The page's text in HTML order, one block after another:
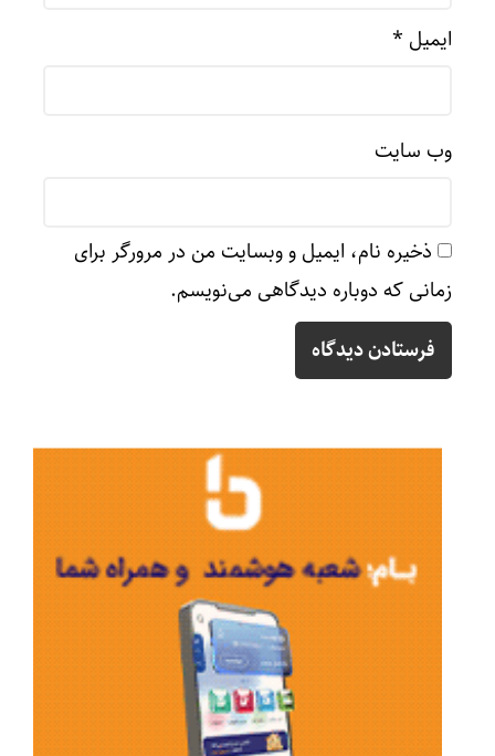
ایمیل *
وب‌ سایت
ذخیره نام، ایمیل و وبسایت من در مرورگر برای
زمانی که دوباره دیدگاهی می‌نویسم.